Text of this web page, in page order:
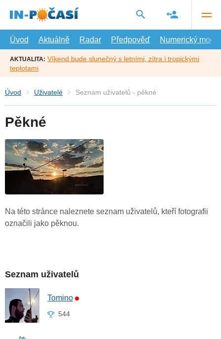
hlavní
Úvod
Aktuálně Radar Předpověď Numerický model
AKTUALITA: Víkend bude slunečný s letními, zítra i tropickými
teplotami
Úvod Uživatelé Seznam uživatelů - pěkné
Pěkné
Na této stránce naleznete seznam uživatelů, kteří fotografii
označili jako pěknou.
Seznam uživatelů
Tomino
544